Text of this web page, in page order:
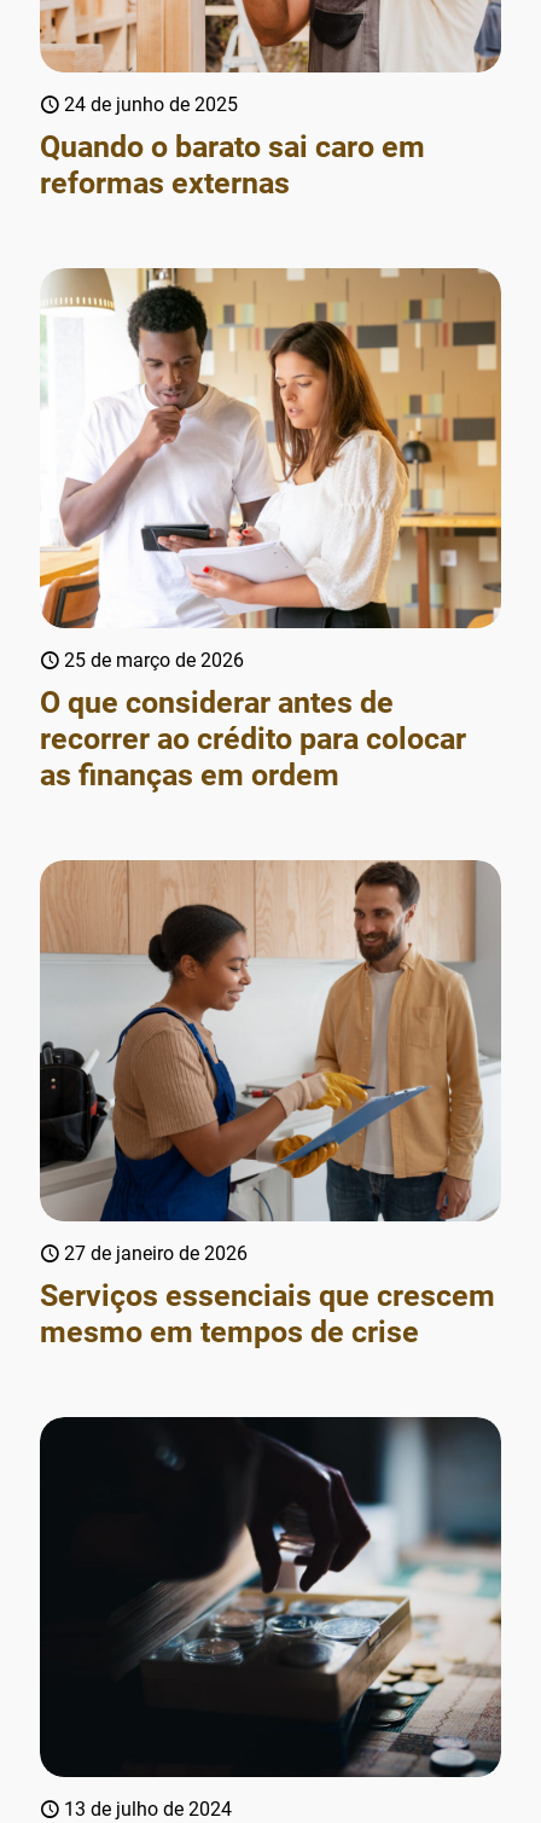
24 de junho de 2025
Quando o barato sai caro em
reformas externas
25 de março de 2026
O que considerar antes de
recorrer ao crédito para colocar
as finanças em ordem
27 de janeiro de 2026
Serviços essenciais que crescem
mesmo em tempos de crise
13 de julho de 2024